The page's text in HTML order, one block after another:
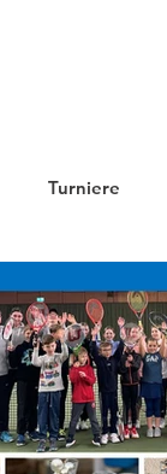
Turniere